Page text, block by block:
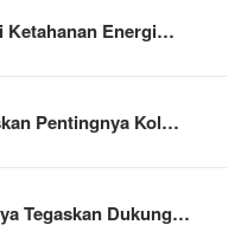
Ketahanan Energi…
Pentingnya Kol…
Tegaskan Dukung…